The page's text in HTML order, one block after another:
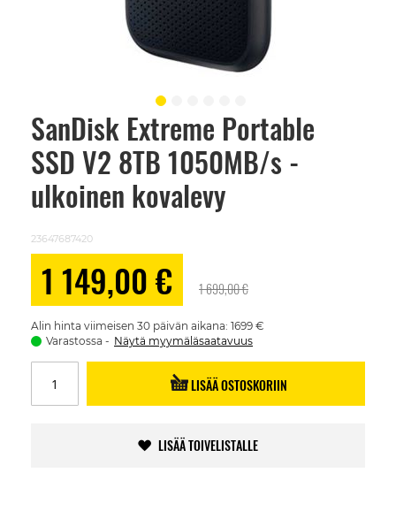
SanDisk Extreme Portable
SSD V2 8TB 1050MB/s -
ulkoinen kovalevy
23647687420
1 149,00 € 1 699,00 €
Alin hinta viimeisen 30 päivän aikana: 1699 €
Varastossa
Näytä myymäläsaatavuus
LISÄÄ OSTOSKORIIN
LISÄÄ TOIVELISTALLE
Skip
beginning
images